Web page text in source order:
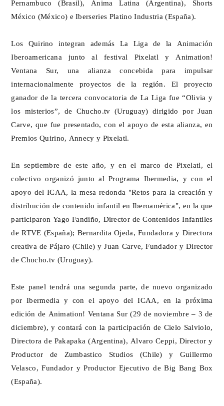
Pernambuco (Brasil), Anima Latina (Argentina), Shorts
México (México) e Iberseries Platino Industria (España).
Los Quirino integran además La Liga de la Animación
Iberoamericana junto al festival Pixelatl y Animation!
Ventana Sur, una alianza concebida para impulsar
internacionalmente proyectos de la región. El proyecto
ganador de la tercera convocatoria de La Liga fue “Olivia y
los misterios”, de Chucho.tv (Uruguay) dirigido por Juan
Carve, que fue presentado, con el apoyo de esta alianza, en
Premios Quirino, Annecy y Pixelatl.
En septiembre de este año, y en el marco de Pixelatl, el
colectivo organizó junto al Programa Ibermedia, y con el
apoyo del ICAA, la mesa redonda "Retos para la creación y
distribución de contenido infantil en Iberoamérica", en la que
participaron Yago Fandiño, Director de Contenidos Infantiles
de RTVE (España); Bernardita Ojeda, Fundadora y Directora
creativa de Pájaro (Chile) y Juan Carve, Fundador y Director
de Chucho.tv (Uruguay).
Este panel tendrá una segunda parte, de nuevo organizado
por Ibermedia y con el apoyo del ICAA, en la próxima
edición de Animation! Ventana Sur (29 de noviembre – 3 de
diciembre), y contará con la participación de Cielo Salviolo,
Directora de Pakapaka (Argentina), Alvaro Ceppi, Director y
Productor de Zumbastico Studios (Chile) y Guillermo
Velasco, Fundador y Productor Ejecutivo de Big Bang Box
(España).